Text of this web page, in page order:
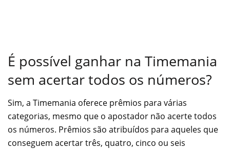
É possível ganhar na Timemania
sem acertar todos os números?
Sim, a Timemania oferece prêmios para várias
categorias, mesmo que o apostador não acerte todos
os números. Prêmios são atribuídos para aqueles que
conseguem acertar três, quatro, cinco ou seis